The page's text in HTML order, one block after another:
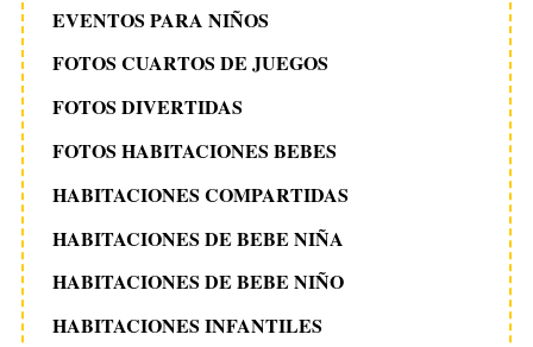
EVENTOS PARA NIÑOS
FOTOS CUARTOS DE JUEGOS
FOTOS DIVERTIDAS
FOTOS HABITACIONES BEBES
HABITACIONES COMPARTIDAS
HABITACIONES DE BEBE NIÑA
HABITACIONES DE BEBE NIÑO
HABITACIONES INFANTILES